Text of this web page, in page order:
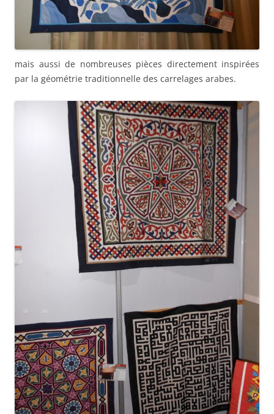
mais aussi de nombreuses pièces directement inspirées
par la géométrie traditionnelle des carrelages arabes.